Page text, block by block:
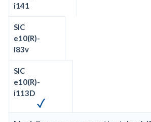
i141
SIC
e10(R)-
i83v
SIC
e10(R)-
i113D